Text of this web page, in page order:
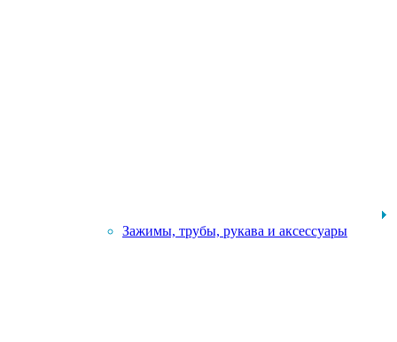
Зажимы, трубы, рукава и аксессуары